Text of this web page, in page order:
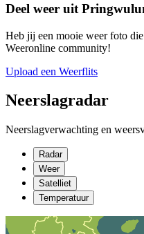
Deel weer uit
Heb jij een mooie weer foto
Weeronline community!
Upload een Weerflits
Neerslagradar
Neerslagverwachting en
Radar
Weer
Satelliet
Temperatuur